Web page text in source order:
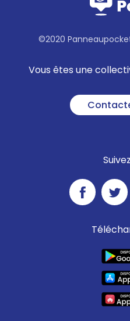
©2020
Vous êtes une